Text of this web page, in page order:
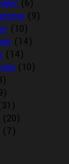
(6)
(9)
(10)
(14)
(14)
(10)
(20)
(7)